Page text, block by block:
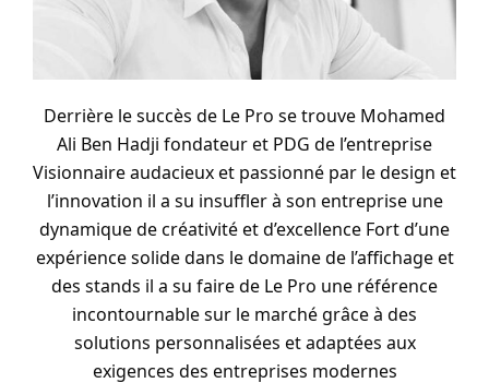
Derrière le succès de Le Pro se trouve Mohamed
Ali Ben Hadji fondateur et PDG de l’entreprise
Visionnaire audacieux et passionné par le design et
l’innovation il a su insuffler à son entreprise une
dynamique de créativité et d’excellence Fort d’une
expérience solide dans le domaine de l’affichage et
des stands il a su faire de Le Pro une référence
incontournable sur le marché grâce à des
solutions personnalisées et adaptées aux
exigences des entreprises modernes